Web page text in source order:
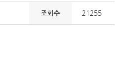
조회수 21255